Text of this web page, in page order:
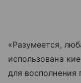
«Разумеется,
использована
для восполнения